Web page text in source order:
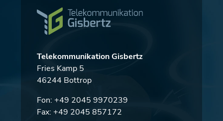
Telekommunikation Gisbertz
Fries Kamp 5
46244 Bottrop
Fon: +49 2045 9970239
Fax: +49 2045 857172